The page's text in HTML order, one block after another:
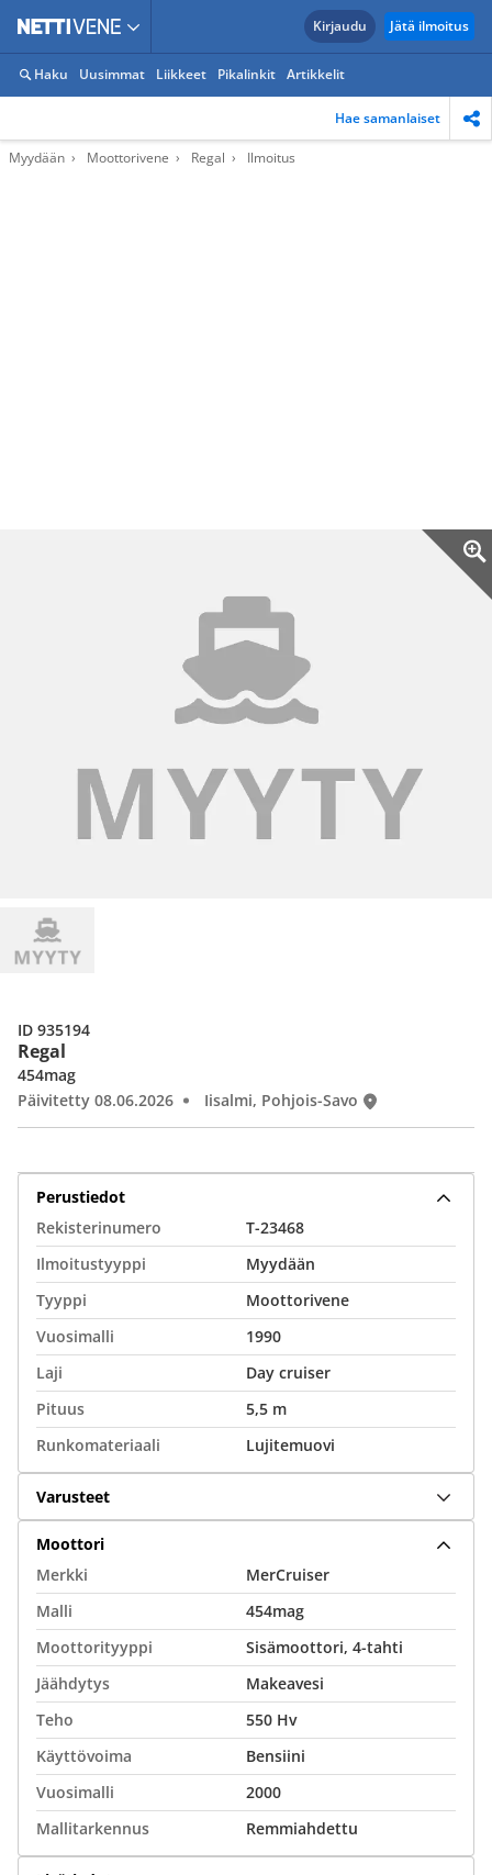
Kirjaudu Jätä ilmoitus
Haku Uusimmat Liikkeet Pikalinkit Artikkelit
Hae samanlaiset
Myydään Moottorivene Regal Ilmoitus
Regal
454mag
Päivitetty 08.06.2026
Iisalmi, Pohjois-Savo
ID 935194
Perustiedot
Rekisterinumero
T-23468
Ilmoitustyyppi
Myydään
Tyyppi
Moottorivene
Vuosimalli
1990
Laji
Day cruiser
Pituus
5,5 m
Runkomateriaali
Lujitemuovi
Varusteet
Moottori
Merkki
MerCruiser
Malli
454mag
Moottorityyppi
Sisämoottori, 4-tahti
Jäähdytys
Makeavesi
Teho
550 Hv
Käyttövoima
Bensiini
Vuosimalli
2000
Mallitarkennus
Remmiahdettu